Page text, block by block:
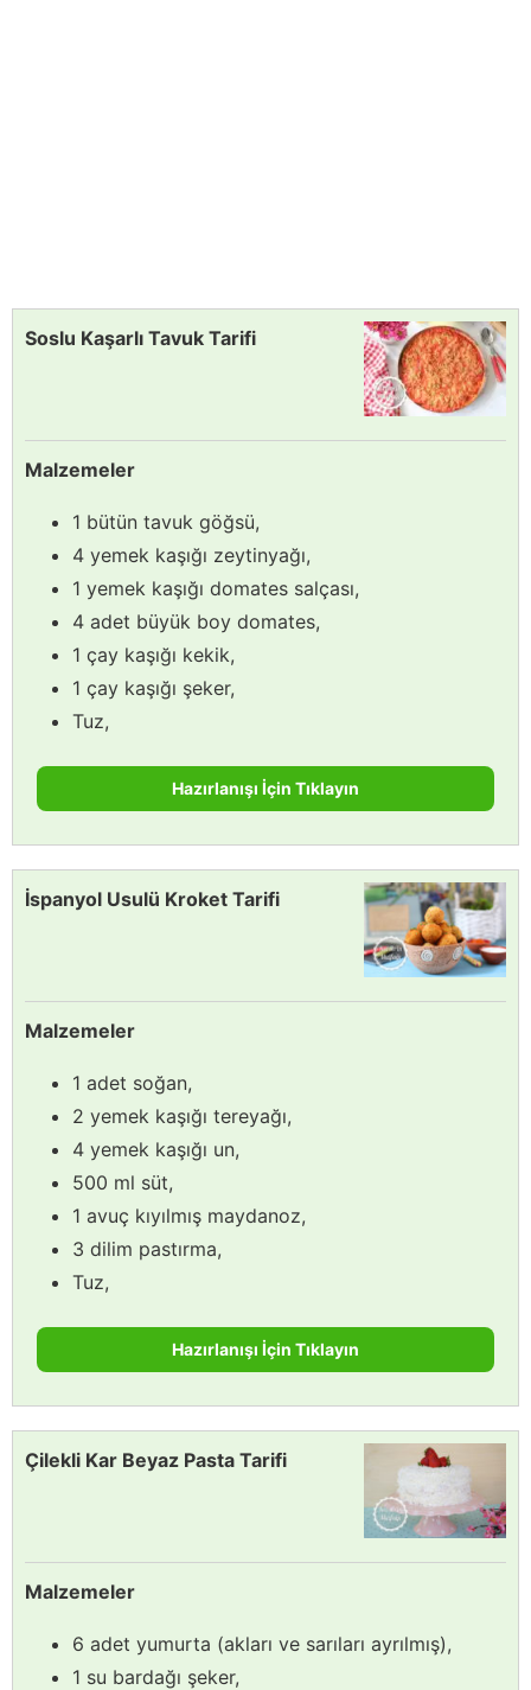
Soslu Kaşarlı Tavuk Tarifi
Malzemeler
1 bütün tavuk göğsü,
4 yemek kaşığı zeytinyağı,
1 yemek kaşığı domates salçası,
4 adet büyük boy domates,
1 çay kaşığı kekik,
1 çay kaşığı şeker,
Tuz,
Hazırlanışı İçin Tıklayın
İspanyol Usulü Kroket Tarifi
Malzemeler
1 adet soğan,
2 yemek kaşığı tereyağı,
4 yemek kaşığı un,
500 ml süt,
1 avuç kıyılmış maydanoz,
3 dilim pastırma,
Tuz,
Hazırlanışı İçin Tıklayın
Çilekli Kar Beyaz Pasta Tarifi
Malzemeler
6 adet yumurta (akları ve sarıları ayrılmış),
1 su bardağı şeker,